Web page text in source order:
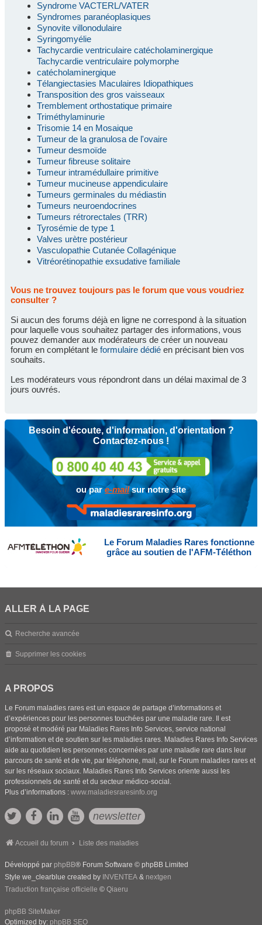
Syndrome VACTERL/VATER
Syndromes paranéoplasiques
Synovite villonodulaire
Syringomyélie
Tachycardie ventriculaire catécholaminergique
Tachycardie ventriculaire polymorphe
catécholaminergique
Télangiectasies Maculaires Idiopathiques
Transposition des gros vaisseaux
Tremblement orthostatique primaire
Triméthylaminurie
Trisomie 14 en Mosaique
Tumeur de la granulosa de l'ovaire
Tumeur desmoïde
Tumeur fibreuse solitaire
Tumeur intramédullaire primitive
Tumeur mucineuse appendiculaire
Tumeurs germinales du médiastin
Tumeurs neuroendocrines
Tumeurs rétrorectales (TRR)
Tyrosémie de type 1
Valves urètre postérieur
Vasculopathie Cutanée Collagénique
Vitréorétinopathie exsudative familiale
Vous ne trouvez toujours pas le forum que vous voudriez
consulter ?
Si aucun des forums déjà en ligne ne correspond à la situation
pour laquelle vous souhaitez partager des informations, vous
pouvez demander aux modérateurs de créer un nouveau
forum en complétant le formulaire dédié en précisant bien vos
souhaits.
Les modérateurs vous répondront dans un délai maximal de 3
jours ouvrés.
Besoin d'écoute, d'information, d'orientation ?
Contactez-nous !
ou pare-mailsur notre site
Le Forum Maladies Rares fonctionne
grâce au soutien de l'AFM-Téléthon
ALLER À LA PAGE
Recherche avancée
Supprimer les cookies
A PROPOS
Le Forum maladies rares est un espace de partage d’informations et
d’expériences pour les personnes touchées par une maladie rare. Il est
proposé et modéré par Maladies Rares Info Services, service national
d’information et de soutien sur les maladies rares. Maladies Rares Info Services
aide au quotidien les personnes concernées par une maladie rare dans leur
parcours de santé et de vie, par téléphone, mail, sur le Forum maladies rares et
sur les réseaux sociaux. Maladies Rares Info Services oriente aussi les
professionnels de santé et du secteur médico-social.
Plus d’informations : www.maladiesraresinfo.org
newsletter
Accueil du forum Liste des maladies
Développé par phpBB® Forum Software © phpBB Limited
Style we_clearblue created by INVENTEA & nextgen
Traduction française officielle © Qiaeru
phpBB SiteMaker
Optimized by: phpBB SEO